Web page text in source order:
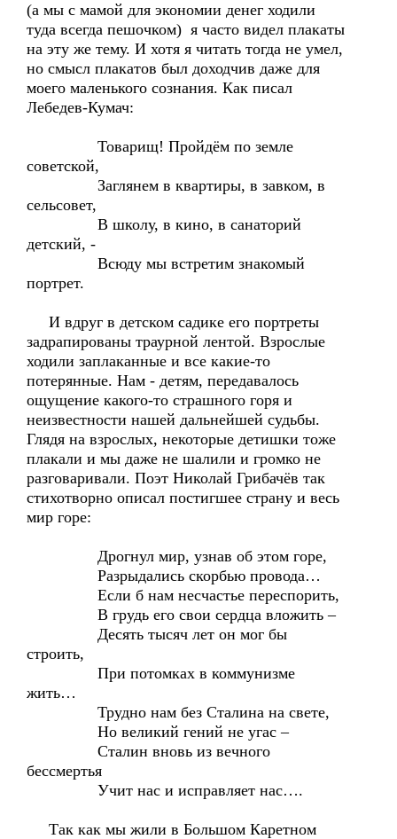
(а мы с мамой для экономии денег ходили
туда всегда пешочком) я часто видел плакаты
на эту же тему. И хотя я читать тогда не умел,
но смысл плакатов был доходчив даже для
моего маленького сознания. Как писал
Лебедев-Кумач:
Товарищ! Пройдём по земле
советской,
Заглянем в квартиры, в завком, в
сельсовет,
В школу, в кино, в санаторий
детский, -
Всюду мы встретим знакомый
портрет.
И вдруг в детском садике его портреты
задрапированы траурной лентой. Взрослые
ходили заплаканные и все какие-то
потерянные. Нам - детям, передавалось
ощущение какого-то страшного горя и
неизвестности нашей дальнейшей судьбы.
Глядя на взрослых, некоторые детишки тоже
плакали и мы даже не шалили и громко не
разговаривали. Поэт Николай Грибачёв так
стихотворно описал постигшее страну и весь
мир горе:
Дрогнул мир, узнав об этом горе,
Разрыдались скорбью провода…
Если б нам несчастье переспорить,
В грудь его свои сердца вложить –
Десять тысяч лет он мог бы
строить,
При потомках в коммунизме
жить…
Трудно нам без Сталина на свете,
Но великий гений не угас –
Сталин вновь из вечного
бессмертья
Учит нас и исправляет нас….
Так как мы жили в Большом Каретном